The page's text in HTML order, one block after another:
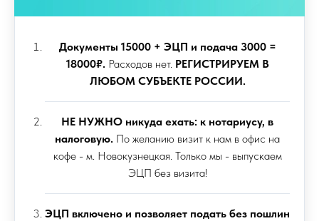
Документы 15000 + ЭЦП и подача 3000 =
18000₽. Расходов нет. РЕГИСТРИРУЕМ В
ЛЮБОМ СУБЪЕКТЕ РОССИИ.
НЕ НУЖНО никуда ехать: к нотариусу, в
налоговую. По желанию визит к нам в офис на
кофе - м. Новокузнецкая. Только мы - выпускаем
ЭЦП без визита!
ЭЦП включено и позволяет подать без пошлин